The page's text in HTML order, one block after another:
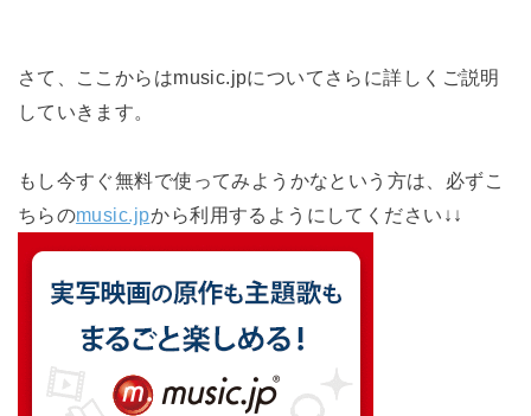
さて、ここからはmusic.jpについてさらに詳しくご説明
していきます。
もし今すぐ無料で使ってみようかなという方は、必ずこ
ちらのmusic.jpから利用するようにしてください↓↓